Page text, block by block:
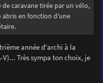
caravane tirée par un vélo,
abris en fonction d'une
année d'archi à la
Très sympa ton choix, je